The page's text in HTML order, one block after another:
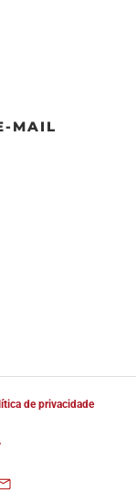
MAIL
de privacidade